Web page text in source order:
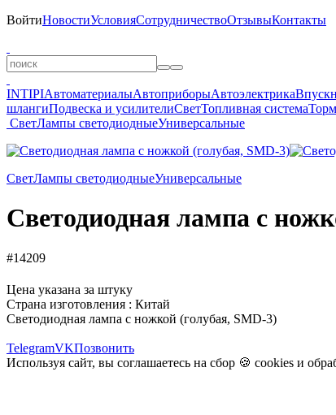
ВойтиНовостиУсловияСотрудничествоОтзывыКонтакты
INTIPIАвтоматериалыАвтоприборыАвтоэлектрика
шлангиПодвеска и усилителиСветТопливная система
СветЛампы светодиодныеУниверсальные
СветЛампы светодиодныеУниверсальные
Светодиодная лампа с
#14209
Цена указана за штуку
Страна изготовления : Китай
Светодиодная лампа с ножкой (голубая, SMD-3)
TelegramVKПозвонить
Используя сайт, вы соглашаетесь на сбор 🍪 cookies и